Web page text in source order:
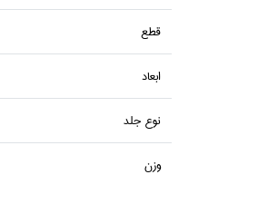
قطع
ابعاد
نوع جلد
وزن